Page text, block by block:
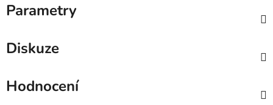
Parametry
Diskuze
Hodnocení